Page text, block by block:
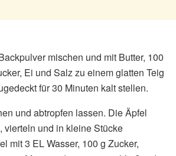
mischen und mit Butter, 100
Ei und Salz zu einem glatten Teig
für 30 Minuten kalt stellen.
und abtropfen lassen. Die Äpfel
vierteln und in kleine Stücke
mit 3 EL Wasser, 100 g Zucker,